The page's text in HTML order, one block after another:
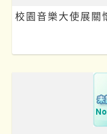
校園音樂大使展關